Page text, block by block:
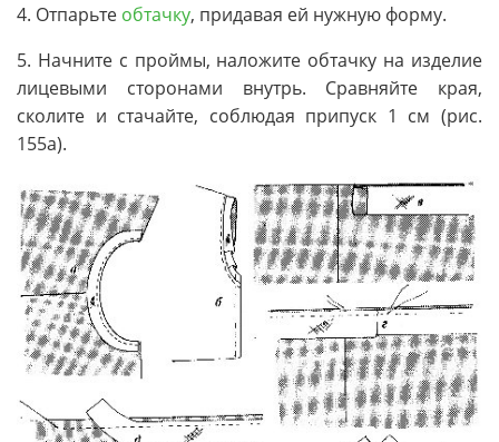
4. Отпарьте обтачку, придавая ей нужную форму.
5. Начните с проймы, наложите обтачку на изделие
лицевыми сторонами внутрь. Сравняйте края,
сколите и стачайте, соблюдая припуск 1 см (рис.
155а).